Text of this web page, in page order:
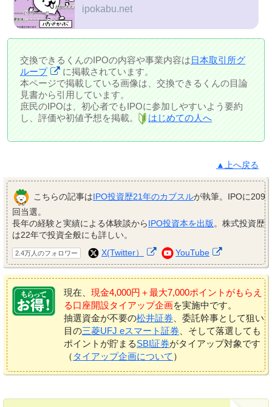
ipokabu.net
交換できるくんのIPOの内容や事業内容は日本取引所グ
ループ
に掲載されています。
本ページで掲載している画像は、交換できるくんの目論
見書から引用しています。
庶民のIPOは、初心者でもIPOに参加しやすいよう要約
し、評価や初値予想を掲載。
はじめての人へ
▲上へ戻る
こちらの記事はIPO投資歴21年のカブスルが執筆。IPOに209
回当選。
長年の経験と実績による体験談からIPO投資本を出版。株式投資歴
は22年で投資全般にも詳しい。
2.4万人のフォロワー X(Twitter） YouTube
現在、 現金4,000円＋最大7,000ポイントがもらえ
る口座開設タイアップ企画を実施中です。
抽選資金が不要の松井証券 、委託幹事として狙い
目の三菱UFJ eスマート証券 、そして落選しても
ポイントが貯まるSBI証券がタイアップ対象です
（ タイアップ企画について ）